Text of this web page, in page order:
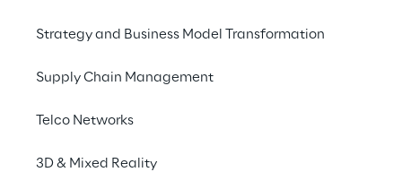
Strategy and Business Model Transformation
Supply Chain Management
Telco Networks
3D & Mixed Reality
AXULUS é o acelerador da Reply para a
uma cadeia de ferramentas integrada,